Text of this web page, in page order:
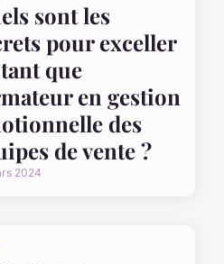
sont les
pour exceller
que
en gestion
des
de vente ?
2024